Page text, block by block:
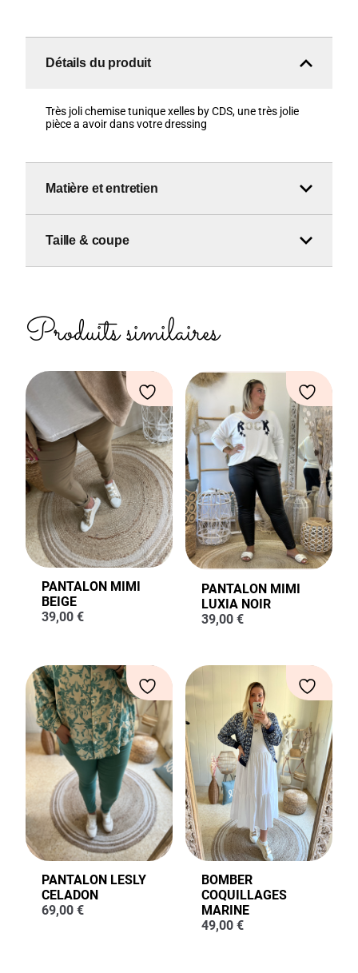
Détails du produit
Très joli chemise tunique xelles by CDS, une très jolie
pièce a avoir dans votre dressing
Matière et entretien
Taille & coupe
Produits similaires
PANTALON MIMI
BEIGE
39,00 €
PANTALON MIMI
LUXIA NOIR
39,00 €
PANTALON LESLY
CELADON
69,00 €
BOMBER
COQUILLAGES
MARINE
49,00 €